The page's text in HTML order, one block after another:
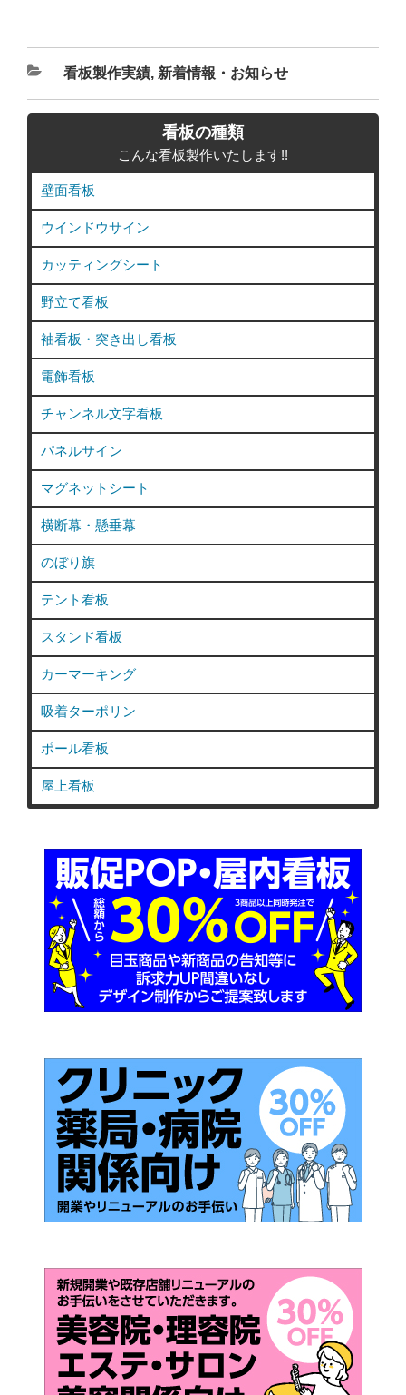
カ
テ
看板製作実績, 新着情報・お知らせ
看板の種類
こんな看板製作いたします!!
壁面看板
ウインドウサイン
カッティングシート
野立て看板
袖看板・突き出し看板
電飾看板
チャンネル文字看板
パネルサイン
マグネットシート
横断幕・懸垂幕
のぼり旗
テント看板
スタンド看板
カーマーキング
吸着ターポリン
ポール看板
屋上看板